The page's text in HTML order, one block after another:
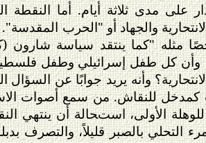
مدى ثلاثة أيام. أما النقطة
والجهاد أو "الحرب
مثله "كما ينتقد سياسة شارون
وأن كل طفل إسرائيلي وطفل
وأنه يريد جوابًا عن
للنقاش. من سمع أصوات
الأولى، استحالة أن ينتهي
بالصبر قليلاً، والتصرف